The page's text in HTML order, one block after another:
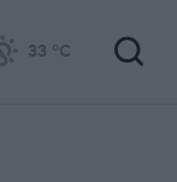
33 °C